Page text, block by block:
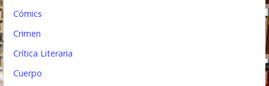
Cómics
Crimen
Crítica Literaria
Cuerpo